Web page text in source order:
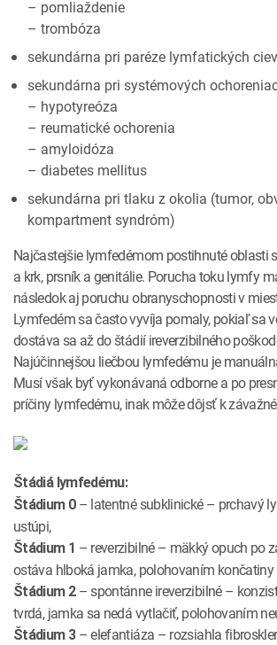
– pomliaždenie
– trombóza
sekundárna pri paréze lymfatických ciev
sekundárna pri systémových
– hypotyreóza
– reumatické ochorenia
– amyloidóza
– diabetes mellitus
sekundárna pri tlaku z okolia (tumor,
kompartment syndróm)
Najčastejšie lymfedémom postihnuté oblasti
a krk, prsník a genitálie. Porucha toku lymfy
následok aj poruchu obranyschopnosti v
Lymfedém sa často vyvíja pomaly, pokiaľ sa
dostáva sa až do štádií ireverzibilného
Najúčinnejšou liečbou lymfedému je
Musí však byť vykonávaná odborne a po
príčiny lymfedému, inak môže dôjsť k
Štádiá lymfedému:
Štádium 0– latentné subklinické – prchavý
ustúpi,
Štádium 1 – reverzibilné – mäkký opuch po
ostáva hlboká jamka, polohovaním končatiny
Štádium 2– spontánne ireverzibilné –
tvrdá, jamka sa nedá vytlačiť, polohovaním
Štádium 3– elefantiáza – rozsiahla